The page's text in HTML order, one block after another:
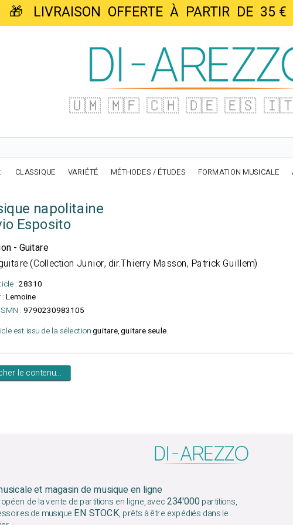
🎁 LIVRAISON OFFERTE À PARTIR DE
🇺🇲 🇲🇫 🇨🇭 🇩🇪 🇪🇸
CLASSIQUE VARIÉTÉ MÉTHODES / ÉTUDES FORMATION MUSICALE
napolitaine
Esposito
- Guitare
(Collection Junior, dir.Thierry Masson, Patrick Guillem)
: 28310
:Lemoine
: 9790230983105
est issu de la sélectionguitare, guitare seule.
le contenu...
et magasin de musique en ligne
de la vente de partitions en ligne, avec234'000partitions,
de musique EN STOCK, prêts à être expédiés dans le